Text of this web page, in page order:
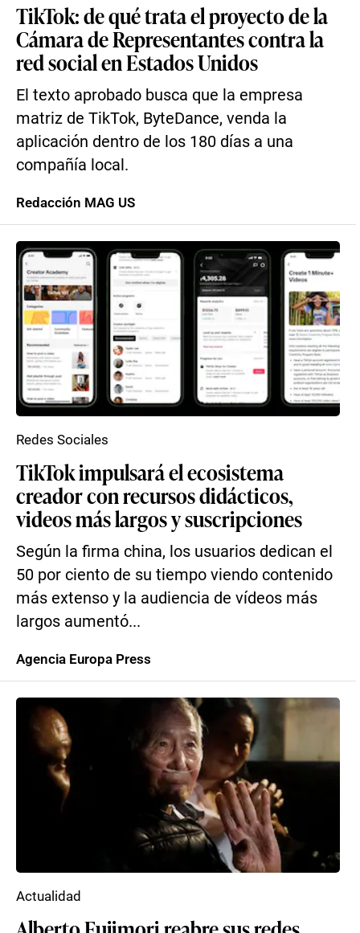
TikTok: de qué trata el proyecto de la
Cámara de Representantes contra la
red social en Estados Unidos
El texto aprobado busca que la empresa
matriz de TikTok, ByteDance, venda la
aplicación dentro de los 180 días a una
compañía local.
Redacción MAG US
TikTok impulsará el ecosistema
creador con recursos didácticos,
videos más largos y suscripciones
Según la firma china, los usuarios dedican el
50 por ciento de su tiempo viendo contenido
más extenso y la audiencia de vídeos más
largos aumentó...
Redes Sociales
Agencia Europa Press
Actualidad